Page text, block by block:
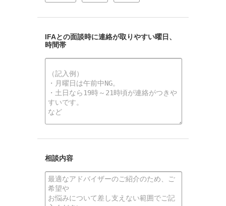
IFAとの面談時に連絡が取りやすい曜日、
時間帯
相談内容